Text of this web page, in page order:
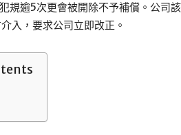
規逾5次更會被開除不予補償。公司
入，要求公司立即改正。